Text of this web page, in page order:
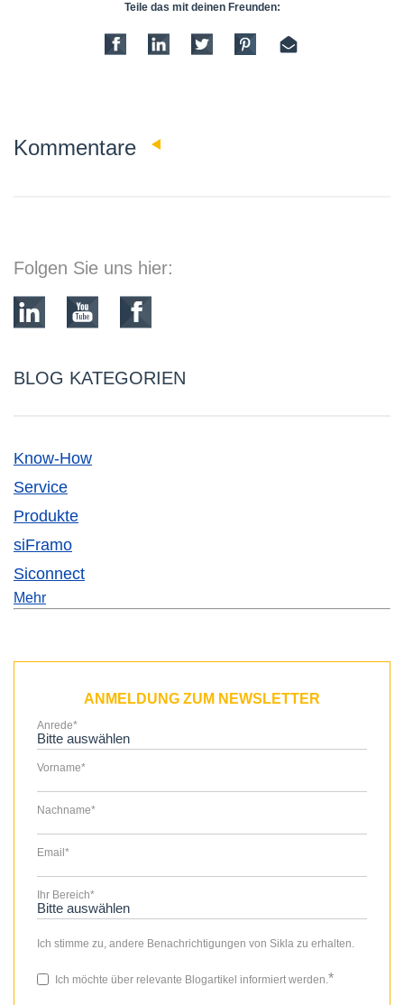
Teile das mit deinen Freunden:
Kommentare
Folgen Sie uns hier:
BLOG KATEGORIEN
Know-How
Service
Produkte
siFramo
Siconnect
Mehr
ANMELDUNG ZUM NEWSLETTER
Anrede*
Vorname*
Nachname*
Email *
Ihr Bereich*
Ich stimme zu, andere Benachrichtigungen von Sikla zu erhalten.
Ich möchte über relevante Blogartikel informiert werden.*